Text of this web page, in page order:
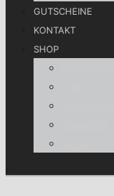
GUTSCHEINE
KONTAKT
SHOP